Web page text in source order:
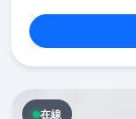
在線